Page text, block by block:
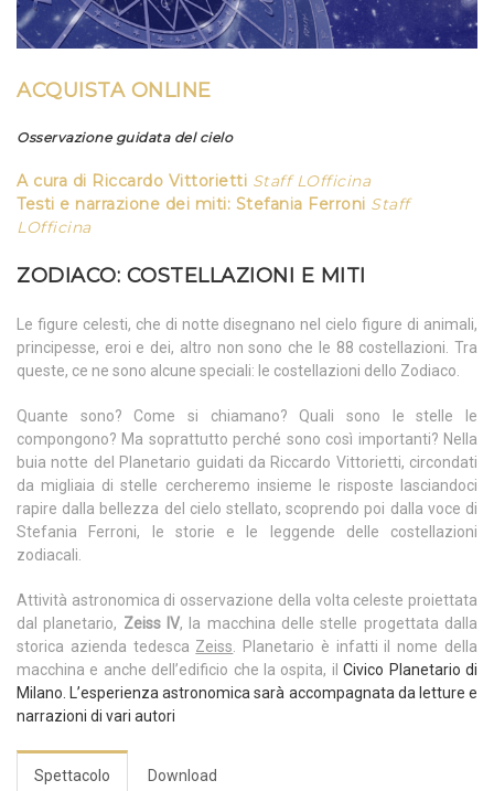
ACQUISTA ONLINE
Osservazione guidata del cielo
A cura di Riccardo Vittorietti Staff LOfficina
Testi e narrazione dei miti: Stefania Ferroni Staff
LOfficina
ZODIACO: COSTELLAZIONI E MITI
Le figure celesti, che di notte disegnano nel cielo figure di animali,
principesse, eroi e dei, altro non sono che le 88 costellazioni. Tra
queste, ce ne sono alcune speciali: le costellazioni dello Zodiaco.
Quante sono? Come si chiamano? Quali sono le stelle le
compongono? Ma soprattutto perché sono così importanti? Nella
buia notte del Planetario guidati da Riccardo Vittorietti, circondati
da migliaia di stelle cercheremo insieme le risposte lasciandoci
rapire dalla bellezza del cielo stellato, scoprendo poi dalla voce di
Stefania Ferroni, le storie e le leggende delle costellazioni
zodiacali.
Attività astronomica di osservazione della volta celeste proiettata
dal planetario, Zeiss IV, la macchina delle stelle progettata dalla
storica azienda tedesca Zeiss. Planetario è infatti il nome della
macchina e anche dell’edificio che la ospita, ilCivico Planetario di
Milano. L’esperienza astronomica sarà accompagnata da letture e
narrazioni di vari autori
Spettacolo Download